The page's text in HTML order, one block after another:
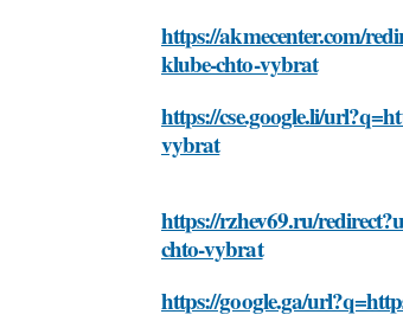
https://akmecenter.com/
klube-chto-vybrat
https://cse.google.li/
vybrat
https://rzhev69.ru/
chto-vybrat
https://google.ga/